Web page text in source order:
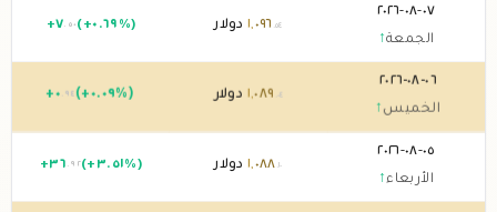
٠٧-٠٨-٢٠٢٦
الجمعة↑
١,٠٩٦ .٥٤ دولار +٧ .٥٠ (+٠.٦٩%)
٠٦-٠٨-٢٠٢٦
الخميس ↑
١,٠٨٩ .٠٤ دولار +٠ .٩٤ (+٠.٠٩%)
٠٥-٠٨-٢٠٢٦
الأربعاء↑
١,٠٨٨ .١٠ دولار +٣٦ .٩٢ (+٣.٥١%)